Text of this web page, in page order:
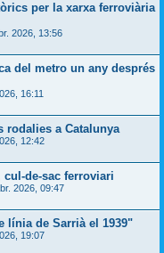
per la xarxa ferroviària
2026, 13:56
del metro un any després
16:11
rodalies a Catalunya
12:42
cul-de-sac ferroviari
2026, 09:47
línia de Sarrià el 1939"
19:07